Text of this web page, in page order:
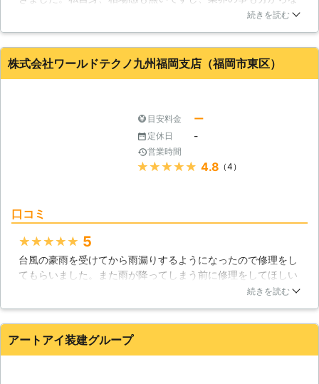
いので名の知れた会社と言うのは安心感がありました。対応も
には頼りに出来る存在と言えます。
福岡県 福岡市博多区 2016年12月21日
続きを読む
株式会社ワールドテクノ九州福岡支店（福岡市東区）
目安料金 ー
定休日 -
営業時間
★★★★★ 4.8 （4）
口コミ
★★★★★ 5
台風の豪雨を受けてから雨漏りするようになったので修理をし
てもらいました。また雨が降ってしまう前に修理をしてほしい
と思っていたのですが、連絡した翌日に対応してくださったの
はもう勘弁ですが、この業者はまた利用したいと思えました。
福岡県 福岡市東区 2016年10月17日
続きを読む
アートアイ装建グループ